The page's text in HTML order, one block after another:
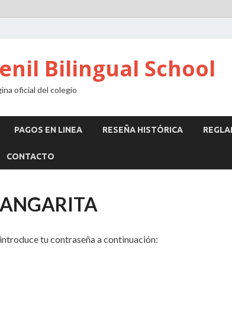
Bilingual School
oficial del colegio
PAGOS EN LINEA RESEÑA HISTÓRICA
CONTACTO
tu contraseña a continuación: